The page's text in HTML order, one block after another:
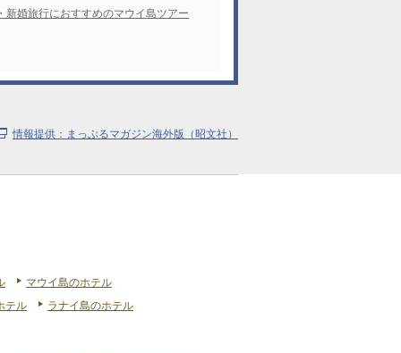
新婚旅行におすすめのマウイ島ツアー
情報提供：まっぷるマガジン海外版（昭文社）
マウイ島のホテル
テル
ラナイ島のホテル